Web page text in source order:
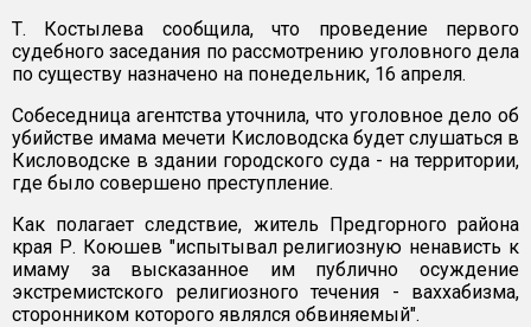
Т. Костылева сообщила, что проведение первого
судебного заседания по рассмотрению уголовного дела
по существу назначено на понедельник, 16 апреля.
Собеседница агентства уточнила, что уголовное дело об
убийстве имама мечети Кисловодска будет слушаться в
Кисловодске в здании городского суда - на территории,
где было совершено преступление.
Как полагает следствие, житель Предгорного района
края Р. Коюшев "испытывал религиозную ненависть к
имаму за высказанное им публично осуждение
экстремистского религиозного течения - ваххабизма,
сторонником которого являлся обвиняемый".